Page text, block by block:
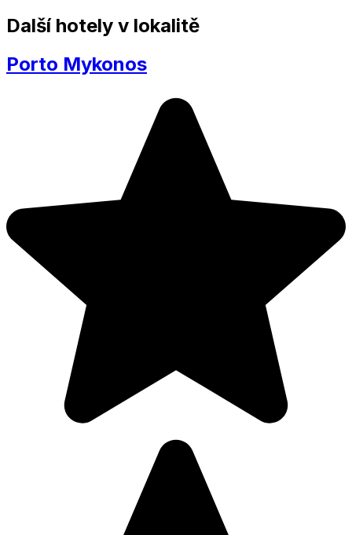
Další hotely v lokalitě
Porto Mykonos